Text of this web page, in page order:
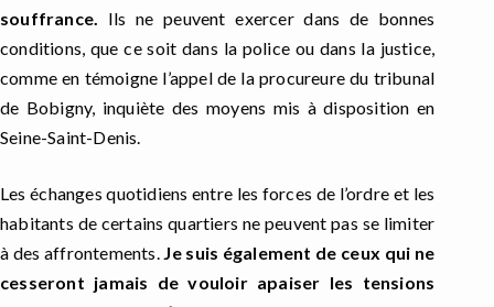
souffrance. Ils ne peuvent exercer dans de bonnes
conditions, que ce soit dans la police ou dans la justice,
comme en témoigne l’appel de la procureure du tribunal
de Bobigny, inquiète des moyens mis à disposition en
Seine-Saint-Denis.
Les échanges quotidiens entre les forces de l’ordre et les
habitants de certains quartiers ne peuvent pas se limiter
à des affrontements. Je suis également de ceux qui ne
cesseront jamais de vouloir apaiser les tensions